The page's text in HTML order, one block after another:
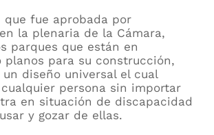
que fue aprobada por
la plenaria de la Cámara,
parques que están en
planos para su construcción,
diseño universal el cual
persona sin importar
en situación de discapacidad
y gozar de ellas.